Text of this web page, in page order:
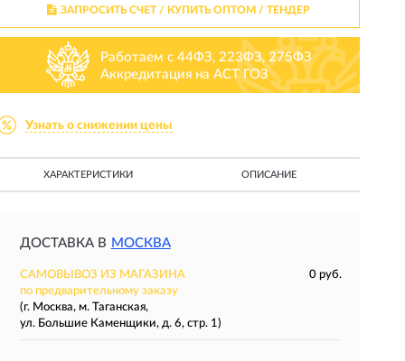
ЗАПРОСИТЬ СЧЕТ / КУПИТЬ ОПТОМ/ ТЕНДЕР
Работаем с 44ФЗ, 223ФЗ, 275ФЗ
Аккредитация на АСТ ГОЗ
Узнать о снижении цены
ХАРАКТЕРИСТИКИ ОПИСАНИЕ
ДОСТАВКА В МОСКВА
САМОВЫВОЗ ИЗ МАГАЗИНА
0 руб.
по предварительному заказу
(г. Москва, м. Таганская,
ул. Большие Каменщики, д. 6, стр. 1)